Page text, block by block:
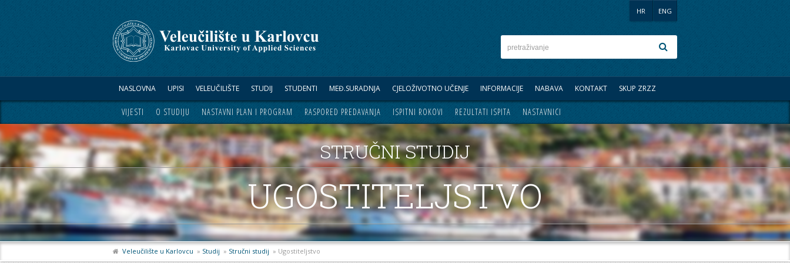
HR ENG
NASLOVNA UPISI VELEUČILIŠTE STUDIJ STUDENTI MEĐ.SURADNJA CJELOŽIVOTNO UČENJE INFORMACIJE NABAVA KONTAKT SKUP ZRZZ
VIJESTI O STUDIJU NASTAVNI PLAN I PROGRAM RASPORED PREDAVANJA ISPITNI ROKOVI REZULTATI ISPITA NASTAVNICI
STRUČNI STUDIJ
UGOSTITELJSTVO
Veleučilište u Karlovcu » Studij » Stručni studij » Ugostiteljstvo